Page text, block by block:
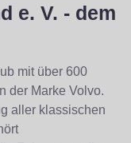
e. V. - dem
mit über 600
der Marke Volvo.
aller klassischen